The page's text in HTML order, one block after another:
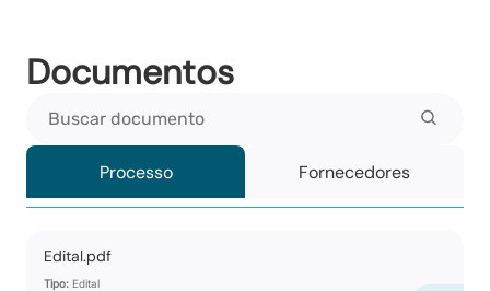
Documentos
Processo Fornecedores
Edital.pdf
Tipo: Edital